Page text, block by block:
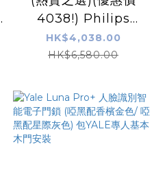
4038!) Philips
EasyKey DDL720-
MVP 掌靜脈視像智能
付）
HK$4,038.00
HK$6,580.00